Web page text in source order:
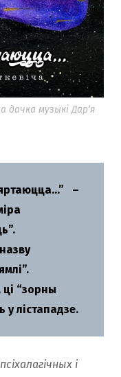
дачка музыкі Дар’я
–
“зорны
лістападзе.
і